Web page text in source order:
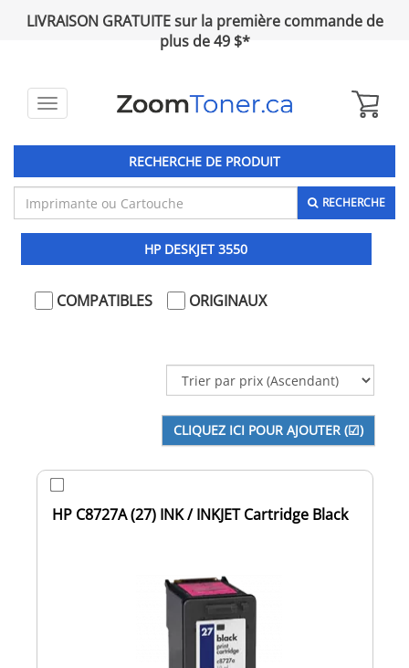
LIVRAISON GRATUITE sur la première commande de
plus de 49 $*
Toggle
RECHERCHE DE PRODUIT
RECHERCHE
HP DESKJET 3550
COMPATIBLES ORIGINAUX
HP C8727A (27) INK / INKJET Cartridge Black